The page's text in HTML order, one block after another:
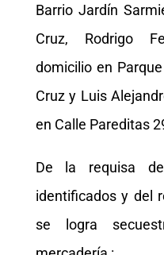
Barrio Jardín
Cruz, Rodrigo
domicilio en
Cruz y Luis
en Calle Pareditas
De la requisa
identificados y del
se logra